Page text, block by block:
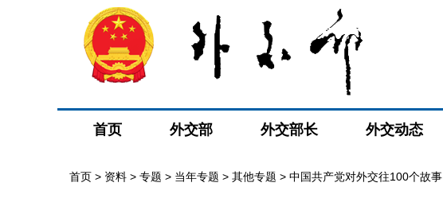
首页 外交部 外交部长 外交动态
首页 > 资料 > 专题 > 当年专题 > 其他专题 > 中国共产党对外交往100个故事